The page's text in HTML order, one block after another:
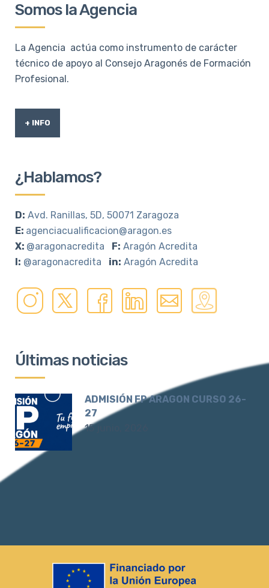
Somos la Agencia
La Agencia actúa como instrumento de carácter
técnico de apoyo al Consejo Aragonés de Formación
Profesional.
+ INFO
¿Hablamos?
D: Avd. Ranillas, 5D, 50071 Zaragoza
E: agenciacualificacion@aragon.es
X: @aragonacredita F: Aragón Acredita
I: @aragonacredita in: Aragón Acredita
Últimas noticias
ADMISIÓN FP ARAGON CURSO 26-
27
15 junio, 2026